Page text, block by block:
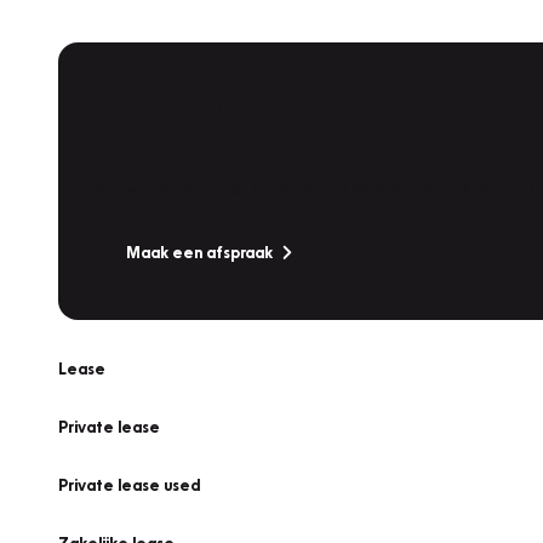
Maak een afspraak
Lease
Private lease
Private lease used